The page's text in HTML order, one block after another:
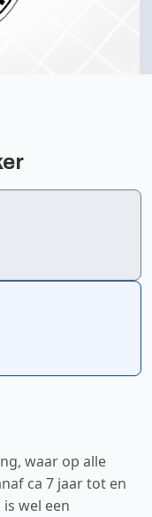
waar op alle
ca 7 jaar tot en
wel een